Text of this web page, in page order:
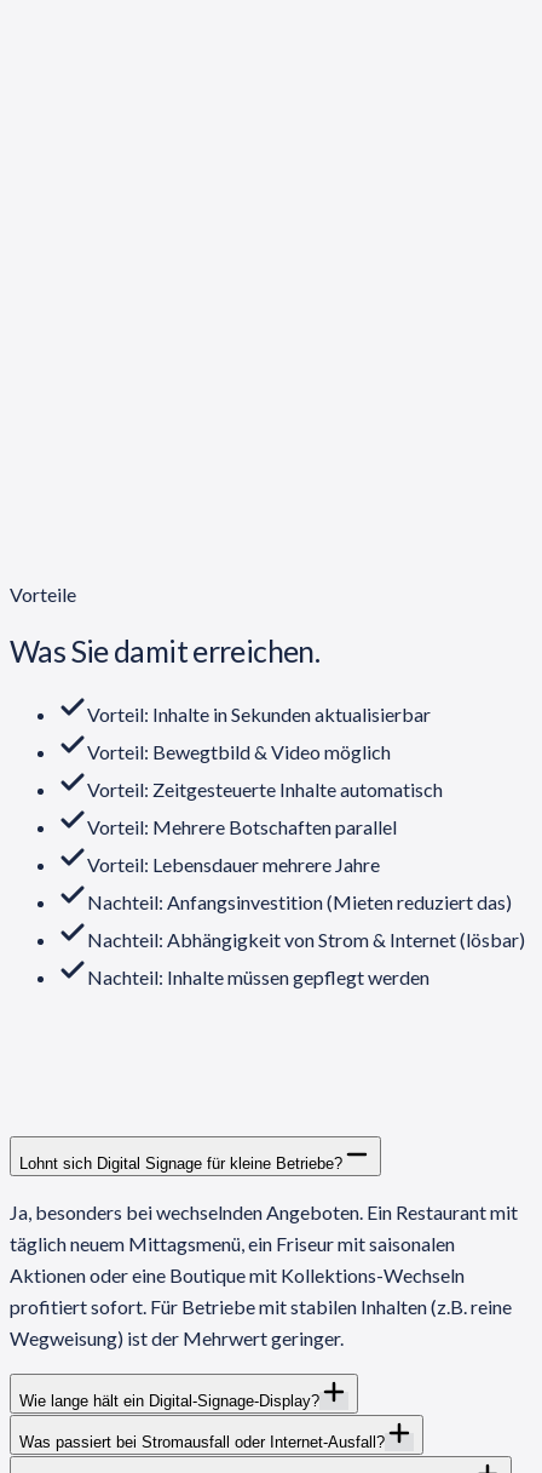
Vorteile
Was Sie damit erreichen.
Vorteil: Inhalte in Sekunden aktualisierbar
Vorteil: Bewegtbild & Video möglich
Vorteil: Zeitgesteuerte Inhalte automatisch
Vorteil: Mehrere Botschaften parallel
Vorteil: Lebensdauer mehrere Jahre
Nachteil: Anfangsinvestition (Mieten reduziert das)
Nachteil: Abhängigkeit von Strom & Internet (lösbar)
Nachteil: Inhalte müssen gepflegt werden
Lohnt sich Digital Signage für kleine Betriebe?
Ja, besonders bei wechselnden Angeboten. Ein Restaurant mit
täglich neuem Mittagsmenü, ein Friseur mit saisonalen
Aktionen oder eine Boutique mit Kollektions-Wechseln
profitiert sofort. Für Betriebe mit stabilen Inhalten (z.B. reine
Wegweisung) ist der Mehrwert geringer.
Wie lange hält ein Digital-Signage-Display?
Was passiert bei Stromausfall oder Internet-Ausfall?